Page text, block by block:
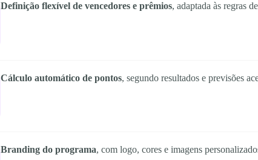
Definição flexível de vencedores e prêmios, adaptada às regras
Cálculo automático de pontos, segundo resultados e previsões
Branding do programa, com logo, cores e imagens